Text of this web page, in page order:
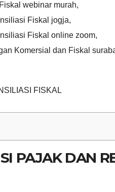
webinar murah,
Fiskal jogja,
Fiskal online zoom,
Komersial dan Fiskal
FISKAL
PAJAK DAN